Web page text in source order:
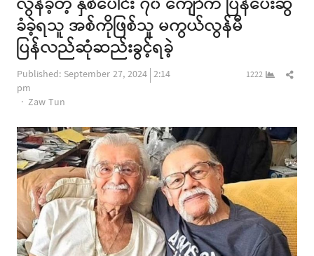
ခံခဲ့ရသူ အစ်ကိုဖြစ်သူ မကွယ်လွန်မီ
ပြန်လည်ဆုံဆည်းခွင့်ရခဲ့
Published: September 27, 2024 2:14
pm
Author
Zaw Tun
1222